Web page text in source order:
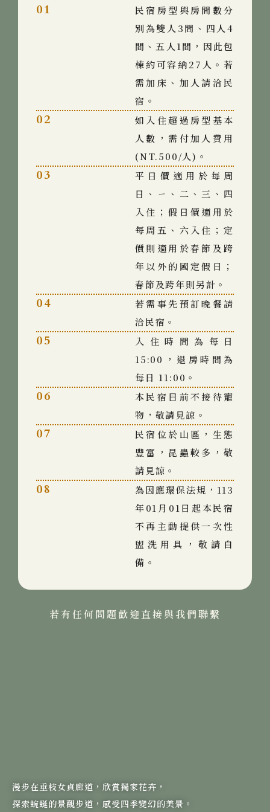
01
民宿房型與房間數分
別為雙人3間、四人4
間、五人1間，因此包
棟約可容納27人。若
需加床、加人請洽民
宿。
02
如入住超過房型基本
人數，需付加人費用
(NT.500/人)。
03
平日價適用於每周
日、ㄧ、二、三、四
入住；假日價適用於
每周五、六入住；定
價則適用於春節及跨
年以外的國定假日；
春節及跨年則另計。
04
若需事先預訂晚餐請
洽民宿。
05
入住時間為每日
15:00，退房時間為
每日 11:00。
06
本民宿目前不接待寵
物，敬請見諒。
07
民宿位於山區，生態
豐富，昆蟲較多，敬
請見諒。
08
為因應環保法規，113
年01月01日起本民宿
不再主動提供一次性
盥洗用具，敬請自
備。
若有任何問題歡迎直接與我們聯繫
漫步在垂枝女貞廊道，欣賞獨家花卉，
探索蜿蜒的景觀步道，感受四季變幻的美景。